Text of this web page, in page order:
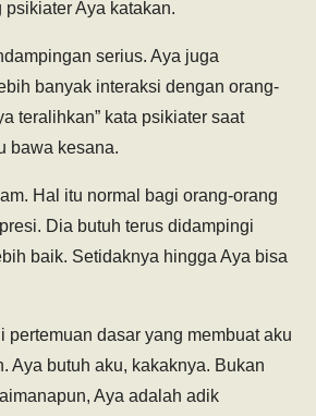
Aya katakan.
serius. Aya juga
banyak interaksi dengan orang-
teralihkan” kata psikiater saat
bawa kesana.
Hal itu normal bagi orang-orang
Dia butuh terus didampingi
baik. Setidaknya hingga Aya bisa
pertemuan dasar yang membuat aku
Aya butuh aku, kakaknya. Bukan
Aya adalah adik